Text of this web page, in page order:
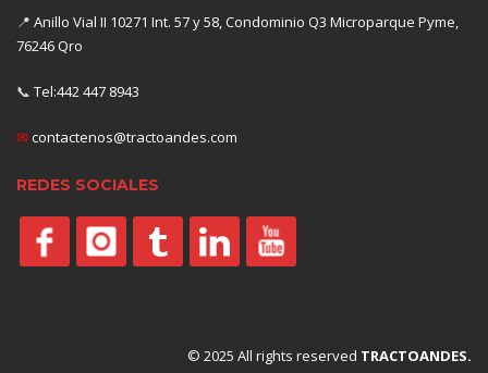
📍 Anillo Vial II 10271 Int. 57 y 58, Condominio Q3 Microparque Pyme,
76246 Qro
📞 Tel:442 447 8943
✉ contactenos@tractoandes.com
REDES SOCIALES
© 2025 All rights reserved TRACTOANDES.